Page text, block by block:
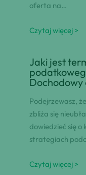
oferta na…
Czytaj więcej >
Jaki jest
Dochodowy
Podejrzewasz,
zbliża się
dowiedzieć się o
strategiach
Czytaj więcej >